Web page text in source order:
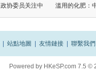
政协委员关注中 滥用的化肥：
站點地圖 友情鏈接 聯繫我們
Powered by HKeSP.com 7.5 ©